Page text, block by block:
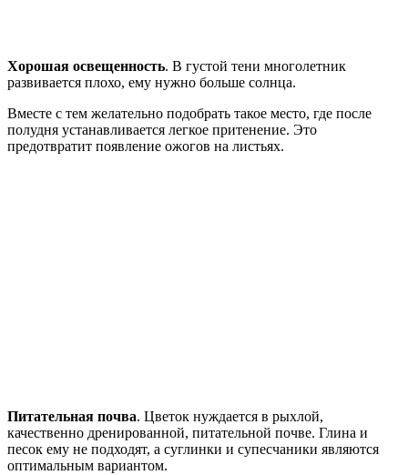
Хорошая освещенность. В густой тени многолетник
развивается плохо, ему нужно больше солнца.
Вместе с тем желательно подобрать такое место, где после
полудня устанавливается легкое притенение. Это
предотвратит появление ожогов на листьях.
Питательная почва. Цветок нуждается в рыхлой,
качественно дренированной, питательной почве. Глина и
песок ему не подходят, а суглинки и супесчаники являются
оптимальным вариантом.